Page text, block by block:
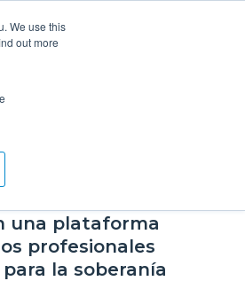
We use this
out more
una plataforma
profesionales
la soberanía